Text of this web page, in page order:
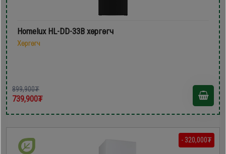
Homelux HL-DD-33B хөргөгч
Хөргөгч
899,900₮
739,900₮
- 320,000₮